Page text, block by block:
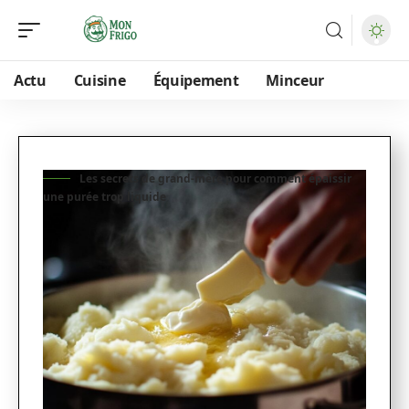
Actu Cuisine Équipement Minceur
Les secrets de grand-mère pour comment épaissir
une purée trop liquide